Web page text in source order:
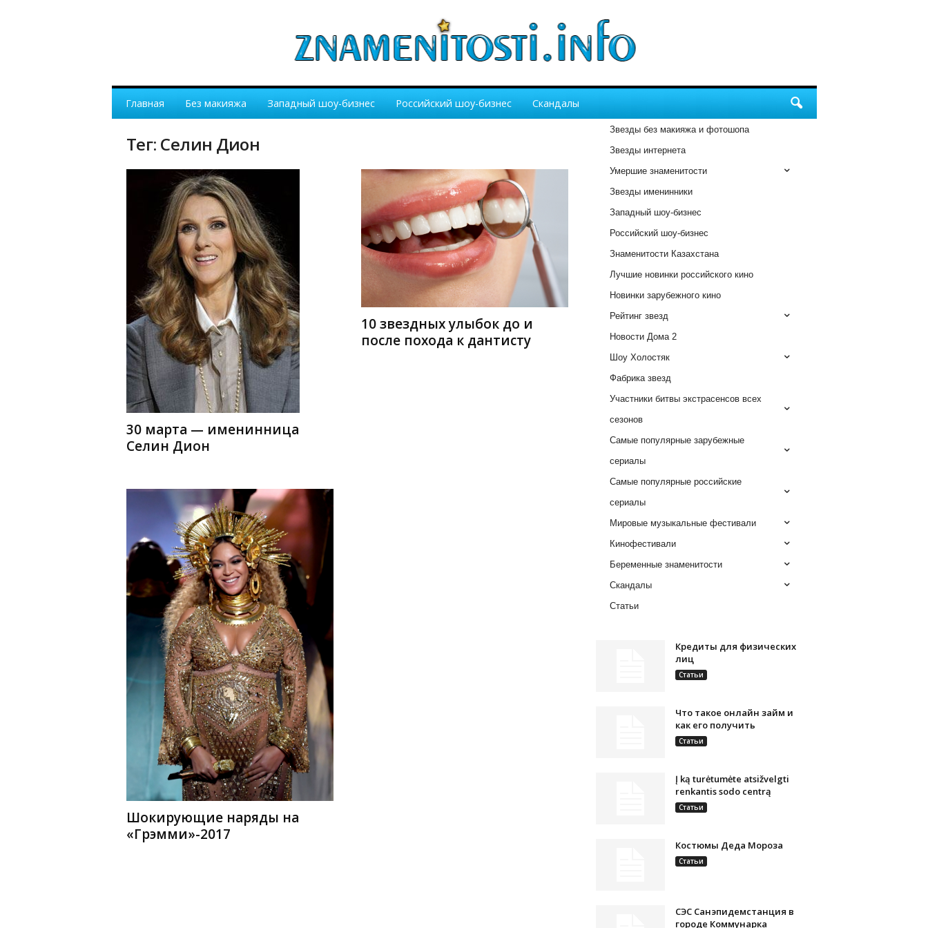
Главная Без макияжа Западный шоу-бизнес Российский шоу-бизнес Скандалы
Тег: Селин Дион
30 марта — именинница
Селин Дион
10 звездных улыбок до и
после похода к дантисту
Шокирующие наряды на
«Грэмми»-2017
Звезды без макияжа и фотошопа
Звезды интернета
Умершие знаменитости
Звезды именинники
Западный шоу-бизнес
Российский шоу-бизнес
Знаменитости Казахстана
Лучшие новинки российского кино
Новинки зарубежного кино
Рейтинг звезд
Новости Дома 2
Шоу Холостяк
Фабрика звезд
Участники битвы экстрасенсов всех
сезонов
Самые популярные зарубежные
сериалы
Самые популярные российские
сериалы
Мировые музыкальные фестивали
Кинофестивали
Беременные знаменитости
Скандалы
Статьи
Кредиты для физических
лиц
Статьи
Что такое онлайн займ и
как его получить
Статьи
Į ką turėtumėte atsižvelgti
renkantis sodo centrą
Статьи
Костюмы Деда Мороза
Статьи
СЭС Санэпидемстанция в
городе Коммунарка